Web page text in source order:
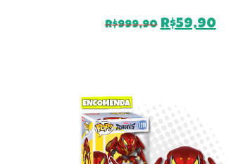
R$999,90 O
R$59,90O